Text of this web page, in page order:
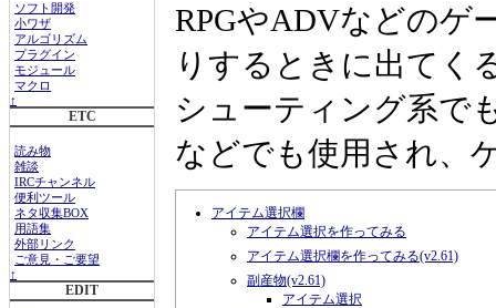
ソフト開発
小ワザ
アルゴリズム
プラグイン
モジュール
マクロ
↑
ETC
読み物
雑談
IRCチャンネル
便利ツール
ネタ収集BOX
用語集
外部リンク
ご意見・ご要望
↑
EDIT
RPGやADVなどのゲ
りするときに出てく
シューティング系で
などでも使用され、
アイテム選択欄
アイテム選択を作ってみる
アイテム選択欄を作ってみる(v2.61)
副産物(v2.61)
アイテム選択